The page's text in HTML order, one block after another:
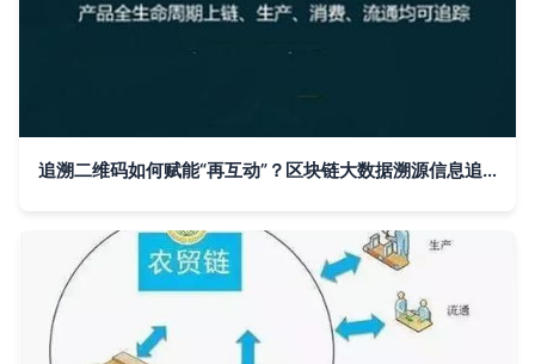
追溯二维码如何赋能“再互动”？区块链大数据溯源信息追踪系统详解